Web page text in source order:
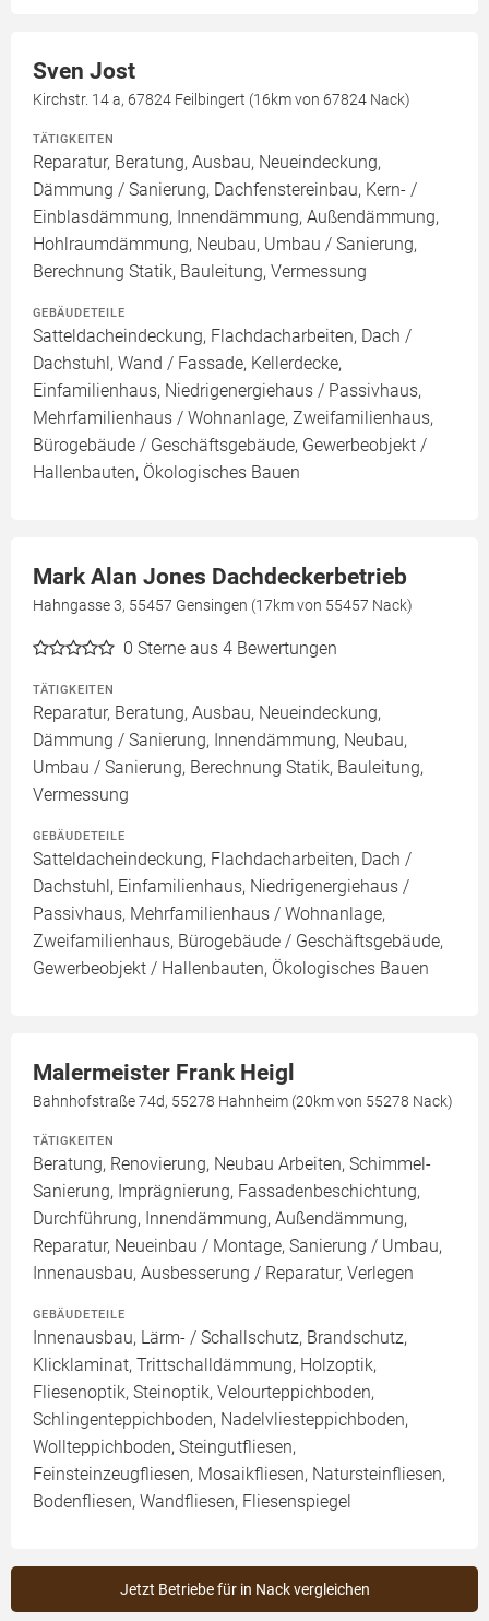
Sven Jost
Kirchstr. 14 a, 67824 Feilbingert (16km von 67824 Nack)
TÄTIGKEITEN
Reparatur, Beratung, Ausbau, Neueindeckung,
Dämmung / Sanierung, Dachfenstereinbau, Kern- /
Einblasdämmung, Innendämmung, Außendämmung,
Hohlraumdämmung, Neubau, Umbau / Sanierung,
Berechnung Statik, Bauleitung, Vermessung
GEBÄUDETEILE
Satteldacheindeckung, Flachdacharbeiten, Dach /
Dachstuhl, Wand / Fassade, Kellerdecke,
Einfamilienhaus, Niedrigenergiehaus / Passivhaus,
Mehrfamilienhaus / Wohnanlage, Zweifamilienhaus,
Bürogebäude / Geschäftsgebäude, Gewerbeobjekt /
Hallenbauten, Ökologisches Bauen
Mark Alan Jones Dachdeckerbetrieb
Hahngasse 3, 55457 Gensingen (17km von 55457 Nack)
0 Sterne aus 4 Bewertungen
TÄTIGKEITEN
Reparatur, Beratung, Ausbau, Neueindeckung,
Dämmung / Sanierung, Innendämmung, Neubau,
Umbau / Sanierung, Berechnung Statik, Bauleitung,
Vermessung
GEBÄUDETEILE
Satteldacheindeckung, Flachdacharbeiten, Dach /
Dachstuhl, Einfamilienhaus, Niedrigenergiehaus /
Passivhaus, Mehrfamilienhaus / Wohnanlage,
Zweifamilienhaus, Bürogebäude / Geschäftsgebäude,
Gewerbeobjekt / Hallenbauten, Ökologisches Bauen
Malermeister Frank Heigl
Bahnhofstraße 74d, 55278 Hahnheim (20km von 55278 Nack)
TÄTIGKEITEN
Beratung, Renovierung, Neubau Arbeiten, Schimmel-
Sanierung, Imprägnierung, Fassadenbeschichtung,
Durchführung, Innendämmung, Außendämmung,
Reparatur, Neueinbau / Montage, Sanierung / Umbau,
Innenausbau, Ausbesserung / Reparatur, Verlegen
GEBÄUDETEILE
Innenausbau, Lärm- / Schallschutz, Brandschutz,
Klicklaminat, Trittschalldämmung, Holzoptik,
Fliesenoptik, Steinoptik, Velourteppichboden,
Schlingenteppichboden, Nadelvliesteppichboden,
Wollteppichboden, Steingutfliesen,
Feinsteinzeugfliesen, Mosaikfliesen, Natursteinfliesen,
Bodenfliesen, Wandfliesen, Fliesenspiegel
Jetzt Betriebe für in Nack vergleichen